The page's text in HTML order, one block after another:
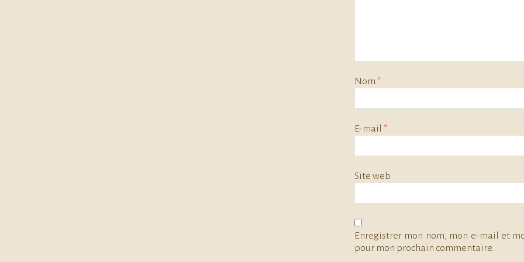
Nom *
E-mail *
Site web
Enregistrer mon nom, mon e-mail et
pour mon prochain commentaire.